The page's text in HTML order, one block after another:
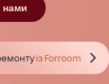
нами
із Forroom